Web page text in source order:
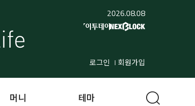
2026.08.08
로그인 회원가입
머니 테마